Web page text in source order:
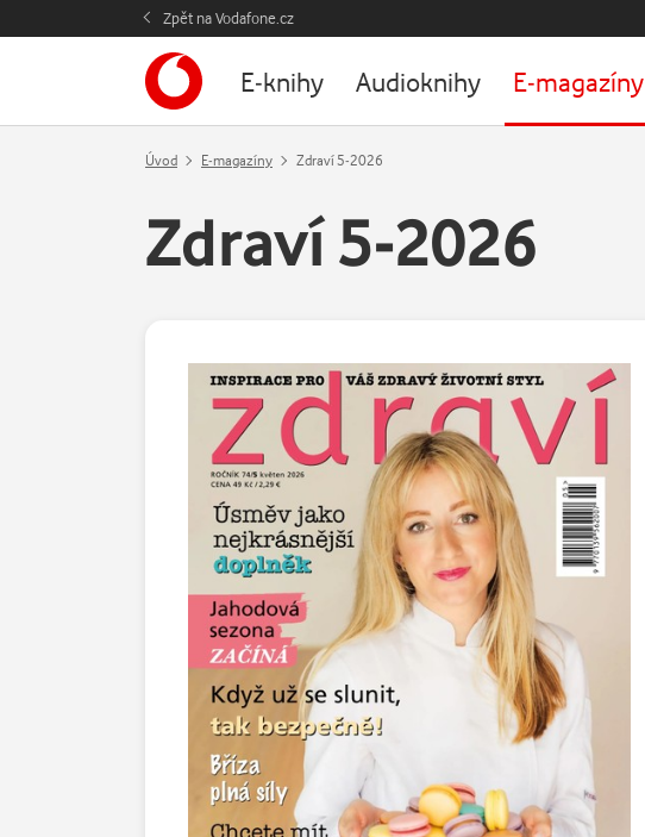
Zpět na Vodafone.cz
E-knihy Audioknihy E-magazíny
Úvod E-magazíny Zdraví 5-2026
Zdraví 5-2026